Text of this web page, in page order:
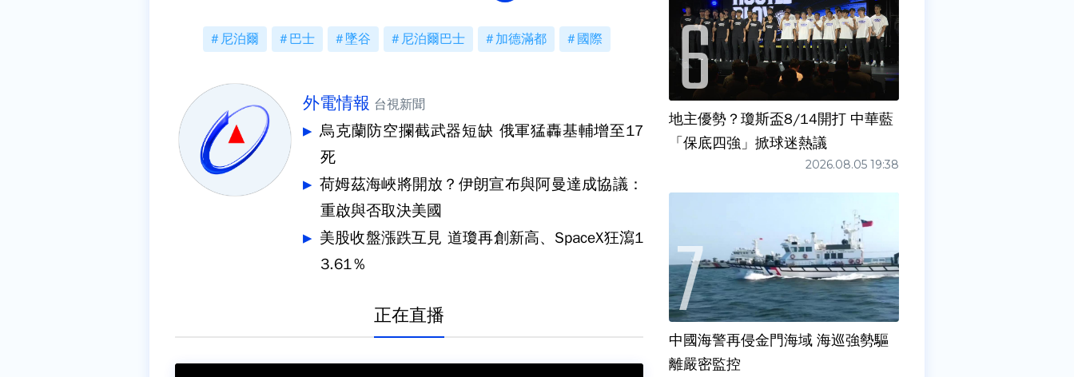
尼泊爾 巴士 墜谷 尼泊爾巴士 加德滿都 國際
外電情報 台視新聞
烏克蘭防空攔截武器短缺 俄軍猛轟基輔增至17
死
荷姆茲海峽將開放？伊朗宣布與阿曼達成協議：
重啟與否取決美國
美股收盤漲跌互見 道瓊再創新高、SpaceX狂瀉1
3.61％
正在直播
地主優勢？瓊斯盃8/14開打 中華藍
「保底四強」掀球迷熱議
2026.08.05 19:38
中國海警再侵金門海域 海巡強勢驅
離嚴密監控